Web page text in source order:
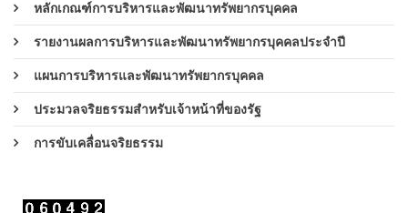
หลักเกณฑ์การบริหารและพัฒนาทรัพยากรบุคคล
รายงานผลการบริหารและพัฒนาทรัพยากรบุคคลประจำปี
แผนการบริหารและพัฒนาทรัพยากรบุคคล
ประมวลจริยธรรมสำหรับเจ้าหน้าที่ของรัฐ
การขับเคลื่อนจริยธรรม